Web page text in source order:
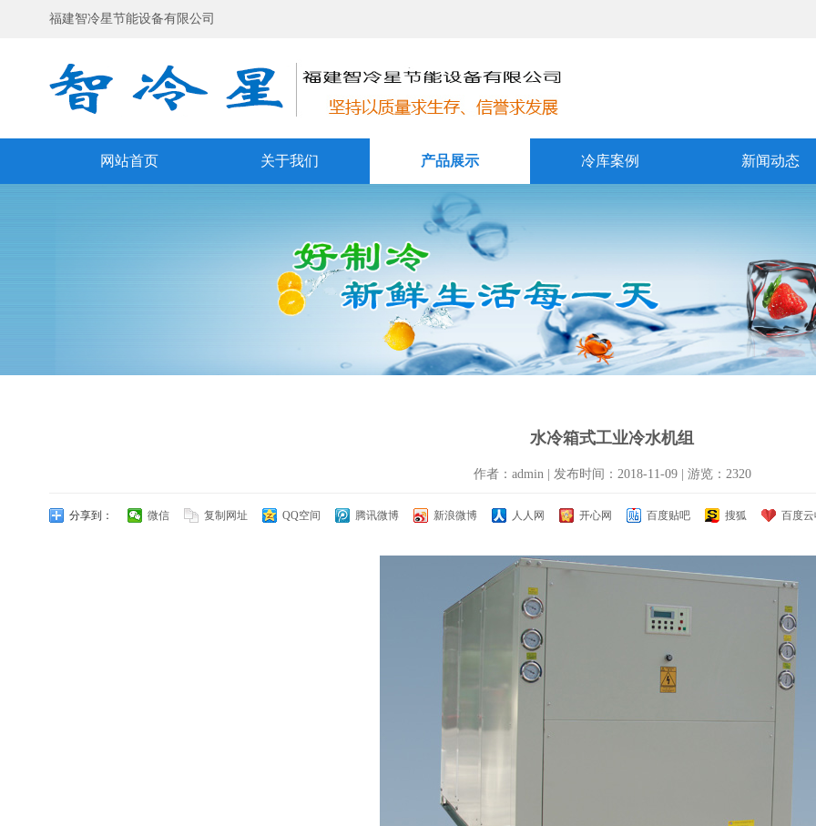
福建智冷星节能设备有限公司
网站首页 关于我们 产品展示 冷库案例 新闻动态
水冷箱式工业冷水机组
作者：admin | 发布时间：2018-11-09 | 游览：2320
分享到： 微信 复制网址 QQ空间 腾讯微博 新浪微博 人人网 开心网 百度贴吧 搜狐 百度